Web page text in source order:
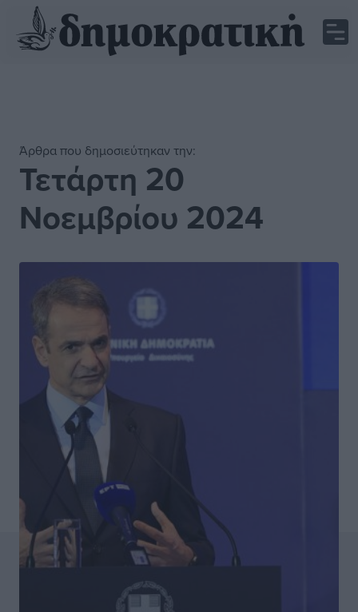
Άρθρα που δημοσιεύτηκαν την:
Τετάρτη 20
Νοεμβρίου 2024